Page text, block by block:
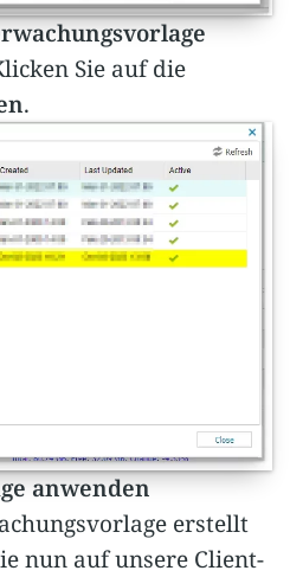
Sie auf die
.
anwenden
erstellt
nun auf unsere Client-